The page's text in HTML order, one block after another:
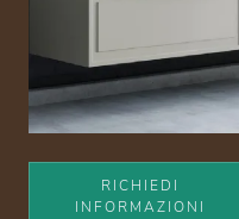
RICHIEDI
INFORMAZIONI